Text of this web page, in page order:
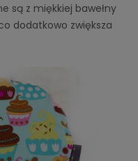
są z miękkiej bawełny
dodatkowo zwiększa